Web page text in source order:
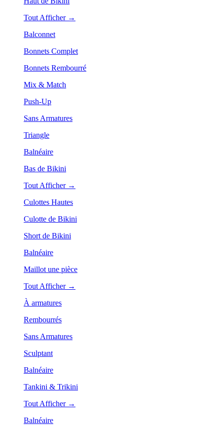
Tout Afficher →
Balconnet
Bonnets Complet
Bonnets Rembourré
Mix & Match
Push-Up
Sans Armatures
Triangle
Balnéaire
Bas de Bikini
Tout Afficher →
Culottes Hautes
Culotte de Bikini
Short de Bikini
Balnéaire
Maillot une pièce
Tout Afficher →
À armatures
Rembourrés
Sans Armatures
Sculptant
Balnéaire
Tankini & Trikini
Tout Afficher →
Balnéaire